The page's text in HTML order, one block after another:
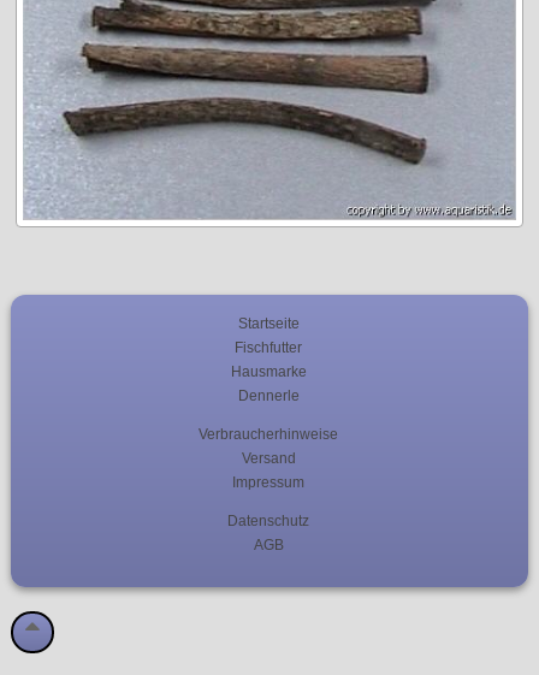
Startseite
Fischfutter
Hausmarke
Dennerle
Verbraucherhinweise
Versand
Impressum
Datenschutz
AGB